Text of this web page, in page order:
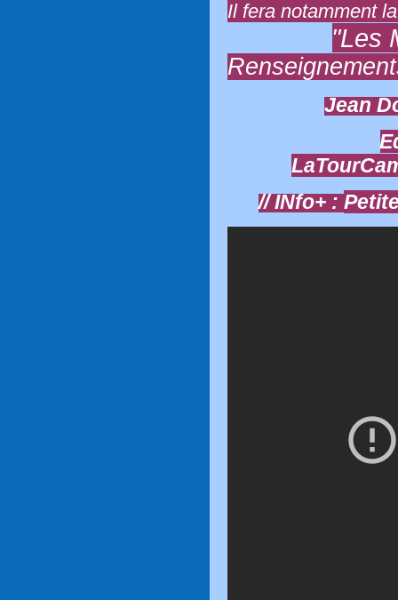
Il fera notamment
"Les
Jean
// INfo+ :